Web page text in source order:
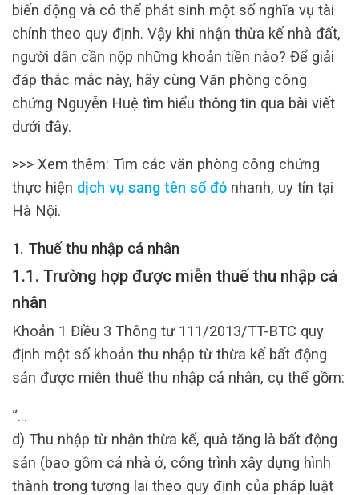
biến động và có thể phát sinh một số nghĩa vụ tài
chính theo quy định. Vậy khi nhận thừa kế nhà đất,
người dân cần nộp những khoản tiền nào? Để giải
đáp thắc mắc này, hãy cùng Văn phòng công
chứng Nguyễn Huệ tìm hiểu thông tin qua bài viết
dưới đây.
>>> Xem thêm: Tìm các văn phòng công chứng
thực hiện dịch vụ sang tên sổ đỏ nhanh, uy tín tại
Hà Nội.
1. Thuế thu nhập cá nhân
1.1. Trường hợp được miễn thuế thu nhập cá
nhân
Khoản 1 Điều 3 Thông tư 111/2013/TT-BTC quy
định một số khoản thu nhập từ thừa kế bất động
sản được miễn thuế thu nhập cá nhân, cụ thể gồm:
“…
d) Thu nhập từ nhận thừa kế, quà tặng là bất động
sản (bao gồm cả nhà ở, công trình xây dựng hình
thành trong tương lai theo quy định của pháp luật